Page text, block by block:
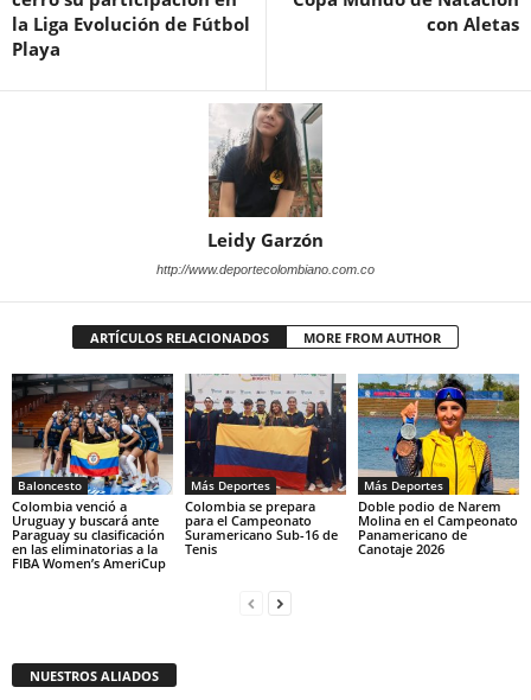
la Liga Evolución de Fútbol
Playa
con Aletas
Leidy Garzón
http://www.deportecolombiano.com.co
ARTÍCULOS RELACIONADOS MORE FROM AUTHOR
Baloncesto
Colombia venció a
Uruguay y buscará ante
Paraguay su clasificación
en las eliminatorias a la
FIBA Women’s AmeriCup
Más Deportes
Colombia se prepara
para el Campeonato
Suramericano Sub-16 de
Tenis
Más Deportes
Doble podio de Narem
Molina en el Campeonato
Panamericano de
Canotaje 2026
NUESTROS ALIADOS